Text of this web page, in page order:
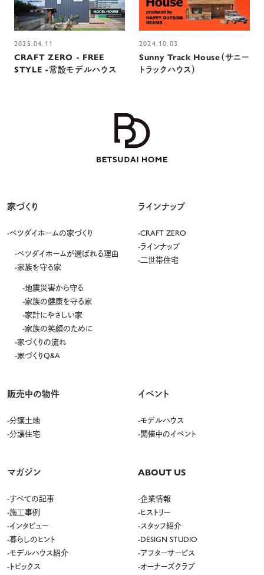
2025.04.11
CRAFT ZERO - FREE
STYLE -常設モデルハウス
2024.10.03
Sunny Track House（サニー
トラックハウス）
家づくり
ベツダイホームの家づくり
ベツダイホームが選ばれる理由
家族を守る家
地震災害から守る
家族の健康を守る家
家計にやさしい家
家族の笑顔のために
家づくりの流れ
家づくりQ&A
ラインナップ
CRAFT ZERO
ラインナップ
二世帯住宅
販売中の物件
分譲土地
分譲住宅
イベント
モデルハウス
開催中のイベント
マガジン
すべての記事
施工事例
インタビュー
暮らしのヒント
モデルハウス紹介
トピックス
ABOUT US
企業情報
ヒストリー
スタッフ紹介
DESIGN STUDIO
アフターサービス
オーナーズクラブ